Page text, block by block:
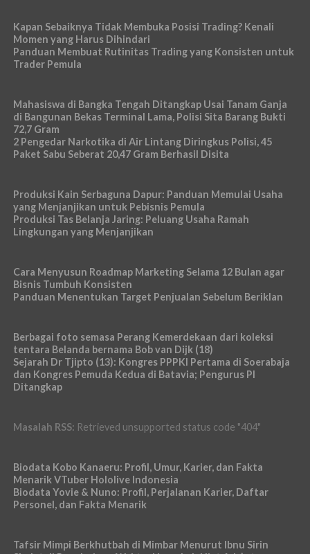
Kapan Sebaiknya Tidak Membuka Posisi Trading? Kenali
Momen yang Harus Dihindari
Panduan Membuat Rutinitas Trading yang Konsisten untuk
Trader Pemula
Mahasiswa di Bangka Tengah Ditangkap Usai Tanam Ganja
di Bangunan Bekas Terminal Lama, Polisi Sita Barang Bukti
72,7 Gram
2 Pengedar Narkotika di Air Lintang Diringkus Polisi, 45
Paket Sabu Seberat 20,47 Gram Berhasil Disita
Produksi Kain Serbaguna Dapur: Panduan Memulai Usaha
yang Menjanjikan untuk Pebisnis Pemula
Produksi Tas Belanja Jaring: Peluang Usaha Ramah
Lingkungan yang Menjanjikan
Cara Menyusun Roadmap Marketing Selama 12 Bulan agar
Bisnis Tumbuh Konsisten
Panduan Menentukan Target Penjualan Sebelum Beriklan
Berbagai foto semasa Perang Kemerdekaan dari koleksi
tentara Belanda bernama Bob van Dijk (18)
Sejarah Dr Tjipto (13): Kongres PPPKI Pertama di Soerabaja
dan Kongres Pemuda Kedua di Batavia; Pengurus PI
Ditangkap
Masalah RSS: Retrieved unsupported status code "404"
Biodata Kobo Kanaeru: Profil, Umur, Karier, dan Fakta
Menarik VTuber Hololive Indonesia
Biodata Yovie & Nuno: Profil, Perjalanan Karier, Daftar
Personel, dan Fakta Menarik
Tafsir Mimpi Berkhutbah di Mimbar Menurut Ibnu Sirin